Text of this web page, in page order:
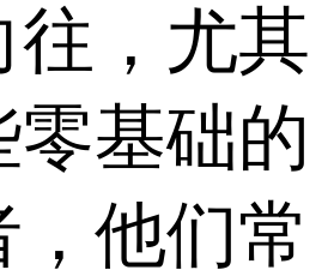
往，尤其
零基础的
他们常